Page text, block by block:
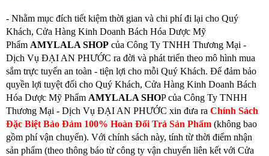
- Nhằm mục đích tiết kiệm thời gian và chi phí đi lại cho Quý
Khách, Cửa Hàng Kinh Doanh Bách Hóa Dược Mỹ
Phẩm AMYLALA SHOP của Công Ty TNHH Thương Mại -
Dịch Vụ ĐẠI AN PHƯỚC ra đời và phát triển theo mô hình mua
sắm trực tuyến an toàn - tiện lợi cho mỗi Quý Khách. Để đảm bảo
quyền lợi tuyệt đối cho Quý Khách, Cửa Hàng Kinh Doanh Bách
Hóa Dược Mỹ Phẩm AMYLALA SHOP của Công Ty TNHH
Thương Mại - Dịch Vụ ĐẠI AN PHƯỚC xin đưa ra Chính Sách
Đặc Biệt Bảo Đảm 100% Hoàn Đổi Trả Sản Phẩm (không bao
gồm phí vận chuyển). Với chính sách này, tính từ thời điểm nhận
sản phẩm (theo thông báo từ công ty vận chuyển liên kết với Cửa